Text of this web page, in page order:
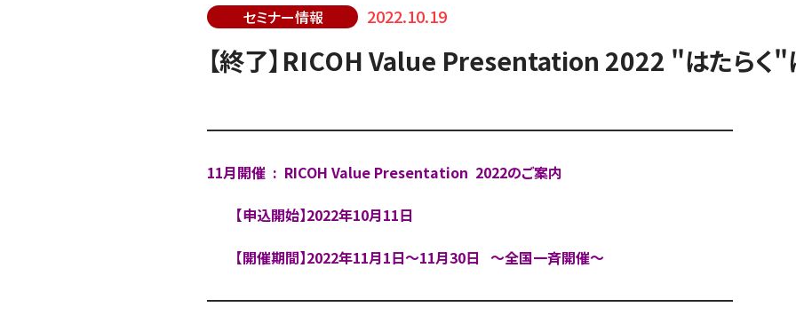
セミナー情報 2022.10.19
【終了】RICOH Value Presentation 2022 "はたらく"
━━━━━━━━━━━━━━━━━━━━━━━━━━━━━━━━━━━━━
11月開催 : RICOH Value Presentation 2022のご案内
【申込開始】2022年10月11日
【開催期間】2022年11月1日～11月30日 ～全国一斉開催～
━━━━━━━━━━━━━━━━━━━━━━━━━━━━━━━━━━━━━